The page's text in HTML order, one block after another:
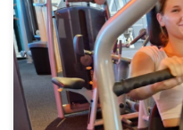
„Ich bin Nina Haag und bin
die dieser Fitnessclub hat,
mich hier sehr wohl, da die
ist. Meine Trainingspläne
dass ich bei jedem […]